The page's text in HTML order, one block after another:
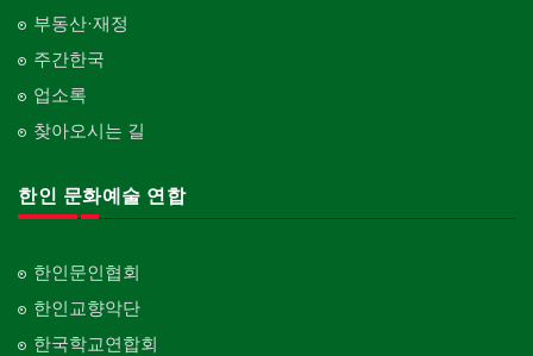
부동산·재정
주간한국
업소록
찾아오시는 길
한인 문화예술 연합
한인문인협회
한인교향악단
한국학교연합회